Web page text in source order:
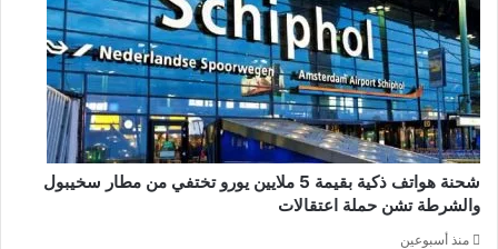
شحنة هواتف ذكية بقيمة 5 ملايين يورو تختفي من مطار سخيبول
والشرطة تشن حملة اعتقالات
منذ أسبوعين